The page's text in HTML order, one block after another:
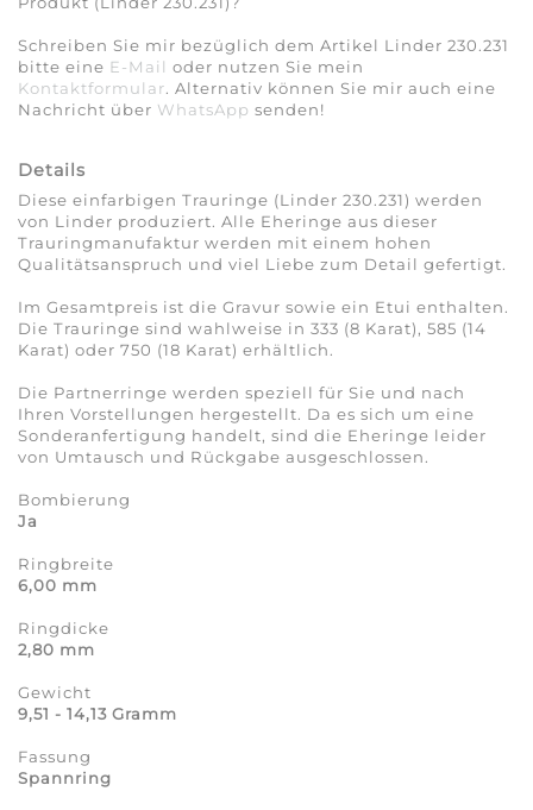
Schreiben Sie mir bezüglich dem Artikel Linder 230.231
bitte eine E-Mail oder nutzen Sie mein
Kontaktformular. Alternativ können Sie mir auch eine
Nachricht über WhatsApp senden!
Details
Diese einfarbigen Trauringe (Linder 230.231) werden
von Linder produziert. Alle Eheringe aus dieser
Trauringmanufaktur werden mit einem hohen
Qualitätsanspruch und viel Liebe zum Detail gefertigt.
Im Gesamtpreis ist die Gravur sowie ein Etui enthalten.
Die Trauringe sind wahlweise in 333 (8 Karat), 585 (14
Karat) oder 750 (18 Karat) erhältlich.
Die Partnerringe werden speziell für Sie und nach
Ihren Vorstellungen hergestellt. Da es sich um eine
Sonderanfertigung handelt, sind die Eheringe leider
von Umtausch und Rückgabe ausgeschlossen.
Bombierung
Ja
Ringbreite
6,00 mm
Ringdicke
2,80 mm
Gewicht
9,51 - 14,13 Gramm
Fassung
Spannring